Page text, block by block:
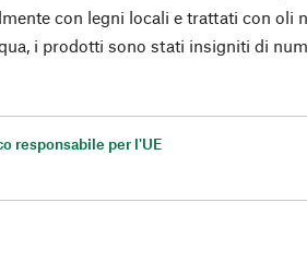
con legni locali e trattati con oli
i prodotti sono stati insigniti di
responsabile per l'UE